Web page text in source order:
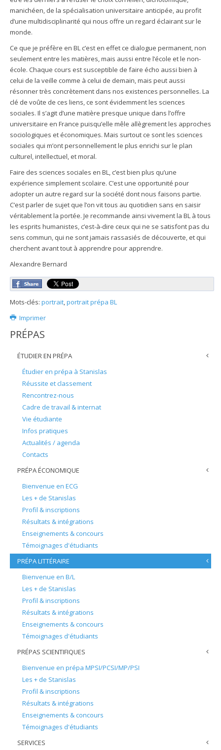
manichéen, de la spécialisation universitaire anticipée, au profit
d’une multidisciplinarité qui nous offre un regard éclairant sur le
monde.
Ce que je préfère en BL c’est en effet ce dialogue permanent, non
seulement entre les matières, mais aussi entre l’école et le non-
école. Chaque cours est susceptible de faire écho aussi bien à
celui de la veille comme à celui de demain, mais peut aussi
résonner très concrètement dans nos existences personnelles. La
clé de voûte de ces liens, ce sont évidemment les sciences
sociales. Il s’agit d’une matière presque unique dans l’offre
universitaire en France puisqu’elle mêle allègrement les approches
sociologiques et économiques. Mais surtout ce sont les sciences
sociales qui m’ont personnellement le plus enrichi sur le plan
culturel, intellectuel, et moral.
Faire des sciences sociales en BL, c’est bien plus qu’une
expérience simplement scolaire. C’est une opportunité pour
adopter un autre regard sur la société dont nous faisons partie.
C’est parler de sujet que l’on vit tous au quotidien sans en saisir
véritablement la portée. Je recommande ainsi vivement la BL à tous
les esprits humanistes, c’est-à-dire ceux qui ne se satisfont pas du
sens commun, qui ne sont jamais rassasiés de découverte, et qui
cherchent avant tout à apprendre pour apprendre.
Alexandre Bernard
Mots-clés: portrait,portrait prépa BL
Imprimer
PRÉPAS
ÉTUDIER EN PRÉPA
Étudier en prépa à Stanislas
Réussite et classement
Rencontrez-nous
Cadre de travail & internat
Vie étudiante
Infos pratiques
Actualités / agenda
Contacts
PRÉPA ÉCONOMIQUE
Bienvenue en ECG
Les + de Stanislas
Profil & inscriptions
Résultats & intégrations
Enseignements & concours
Témoignages d'étudiants
PRÉPA LITTÉRAIRE
Bienvenue en B/L
Les + de Stanislas
Profil & inscriptions
Résultats & intégrations
Enseignements & concours
Témoignages d'étudiants
PRÉPAS SCIENTIFIQUES
Bienvenue en prépa MPSI/PCSI/MP/PSI
Les + de Stanislas
Profil & inscriptions
Résultats & intégrations
Enseignements & concours
Témoignages d'étudiants
SERVICES